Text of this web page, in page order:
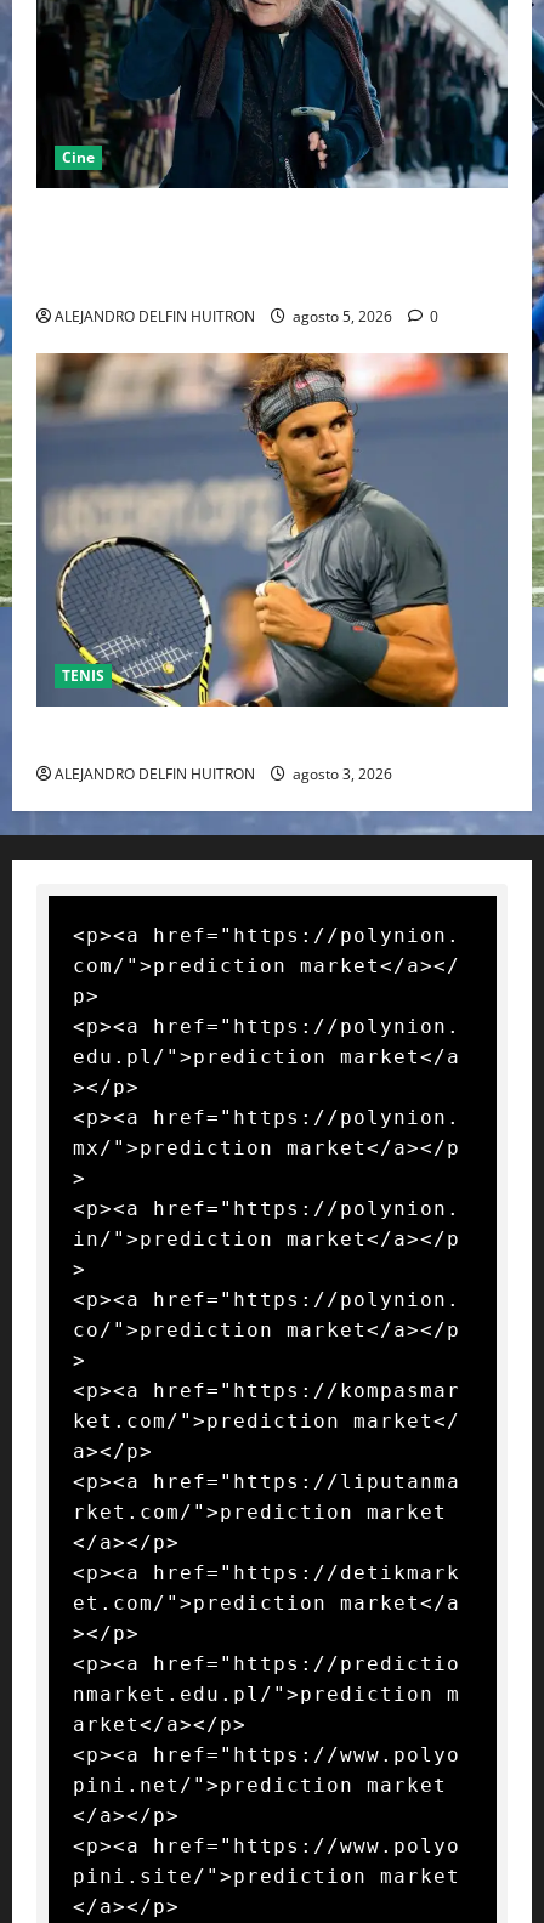
Cine
ALEJANDRO DELFIN HUITRON agosto 5, 2026 0
TENIS
ALEJANDRO DELFIN HUITRON agosto 3, 2026
<p><a href="https://polynion.
com/">prediction market</a></
p>
<p><a href="https://polynion.
edu.pl/">prediction market</a
></p>
<p><a href="https://polynion.
mx/">prediction market</a></p
>
<p><a href="https://polynion.
in/">prediction market</a></p
>
<p><a href="https://polynion.
co/">prediction market</a></p
>
<p><a href="https://kompasmar
ket.com/">prediction market</
a></p>
<p><a href="https://liputanma
rket.com/">prediction market
</a></p>
<p><a href="https://detikmark
et.com/">prediction market</a
></p>
<p><a href="https://predictio
nmarket.edu.pl/">prediction m
arket</a></p>
<p><a href="https://www.polyo
pini.net/">prediction market
</a></p>
<p><a href="https://www.polyo
pini.site/">prediction market
</a></p>